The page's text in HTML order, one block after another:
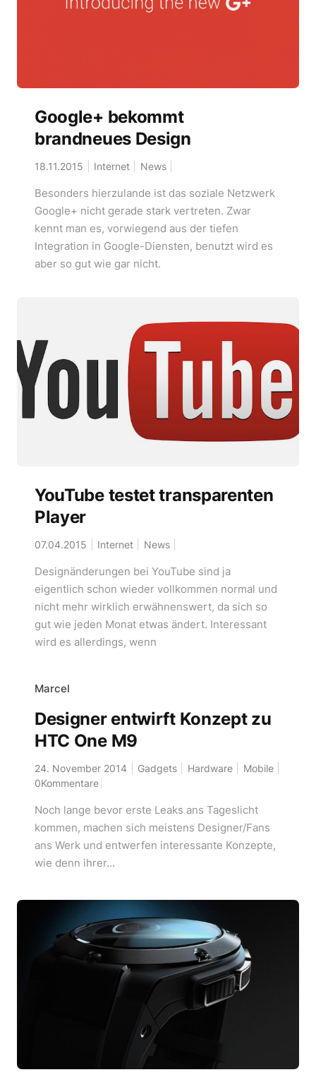
Google+ bekommt
brandneues Design
18.11.2015 Internet News
Besonders hierzulande ist das soziale Netzwerk
Google+ nicht gerade stark vertreten. Zwar
kennt man es, vorwiegend aus der tiefen
Integration in Google-Diensten, benutzt wird es
aber so gut wie gar nicht.
YouTube testet transparenten
Player
07.04.2015 Internet News
Designänderungen bei YouTube sind ja
eigentlich schon wieder vollkommen normal und
nicht mehr wirklich erwähnenswert, da sich so
gut wie jeden Monat etwas ändert. Interessant
wird es allerdings, wenn
Marcel
Designer entwirft Konzept zu
HTC One M9
24. November 2014 Gadgets Hardware
Mobile
0Kommentare
Noch lange bevor erste Leaks ans Tageslicht
kommen, machen sich meistens Designer/Fans
ans Werk und entwerfen interessante Konzepte,
wie denn ihrer...